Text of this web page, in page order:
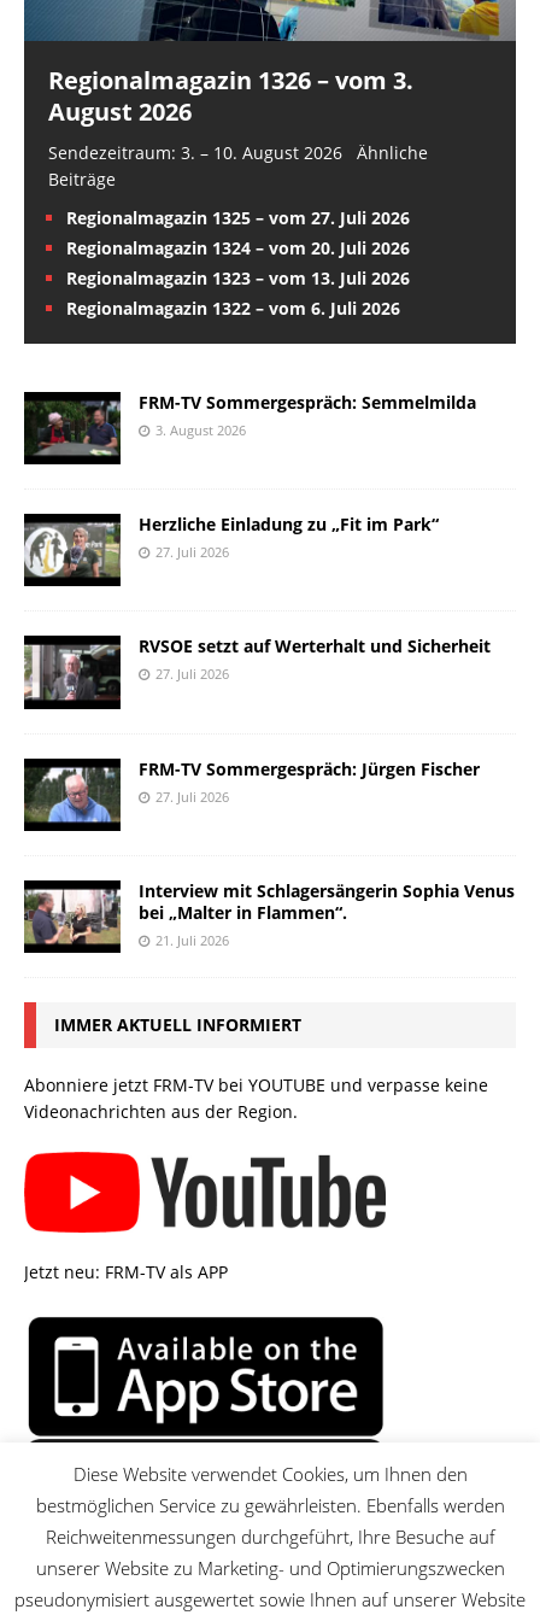
Regionalmagazin 1326 – vom 3.
August 2026
Sendezeitraum: 3. – 10. August 2026 Ähnliche
Beiträge
Regionalmagazin 1325 – vom 27. Juli 2026
Regionalmagazin 1324 – vom 20. Juli 2026
Regionalmagazin 1323 – vom 13. Juli 2026
Regionalmagazin 1322 – vom 6. Juli 2026
FRM-TV Sommergespräch: Semmelmilda
3. August 2026
Herzliche Einladung zu „Fit im Park“
27. Juli 2026
RVSOE setzt auf Werterhalt und Sicherheit
27. Juli 2026
FRM-TV Sommergespräch: Jürgen Fischer
27. Juli 2026
Interview mit Schlagersängerin Sophia Venus
bei „Malter in Flammen“.
21. Juli 2026
IMMER AKTUELL INFORMIERT
Abonniere jetzt FRM-TV bei YOUTUBE und verpasse keine
Videonachrichten aus der Region.
Jetzt neu: FRM-TV als APP
Diese Website verwendet Cookies, um Ihnen den
bestmöglichen Service zu gewährleisten. Ebenfalls werden
Reichweitenmessungen durchgeführt, Ihre Besuche auf
unserer Website zu Marketing- und Optimierungszwecken
pseudonymisiert ausgewertet sowie Ihnen auf unserer Website